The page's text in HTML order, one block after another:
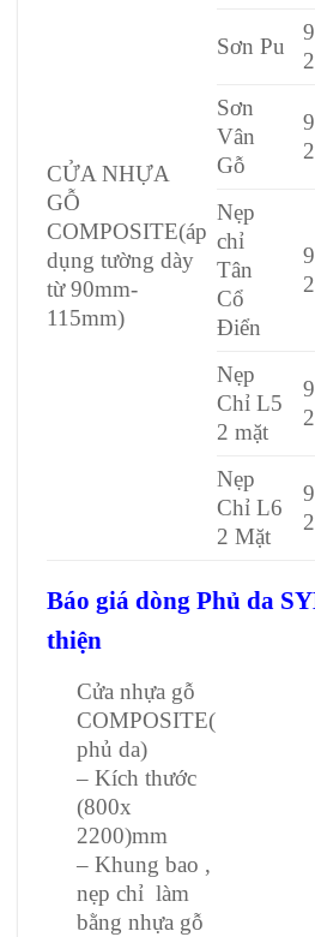
CỬA NHỰA
GỖ
COMPOSITE(áp
dụng tường dày
từ 90mm-
115mm)
Sơn Pu
Sơn
Vân
Gỗ
Nẹp
chỉ
Tân
Cổ
Điển
Nẹp
Chỉ L5
2 mặt
Nẹp
Chỉ L6
2 Mặt
Báo giá dòng Phủ da
thiện
Cửa nhựa gỗ
COMPOSITE(
phủ da)
– Kích thước
(800x
2200)mm
– Khung bao ,
nẹp chỉ làm
bằng nhựa gỗ